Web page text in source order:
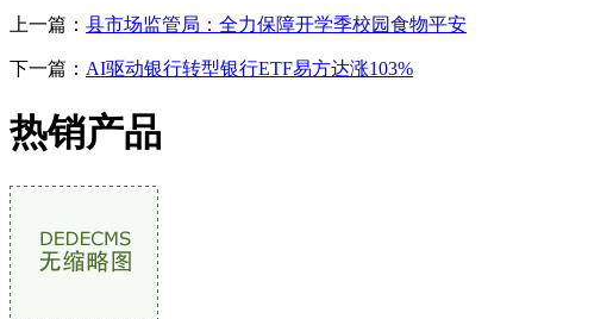
上一篇： 县市场监管局：全力保障开学季校园食物平安
下一篇： AI驱动银行转型银行ETF易方达涨103%
热销产品